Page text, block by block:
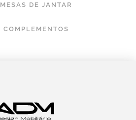
MESAS DE JANTAR
COMPLEMENTOS